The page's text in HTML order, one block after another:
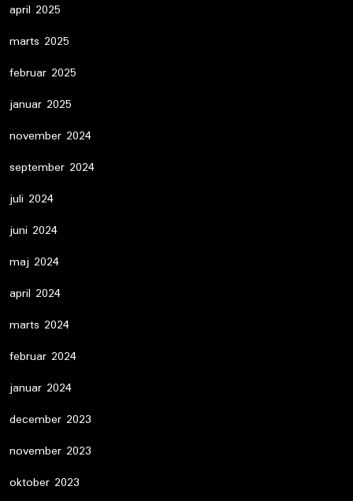
april 2025
marts 2025
februar 2025
januar 2025
november 2024
september 2024
juli 2024
juni 2024
maj 2024
april 2024
marts 2024
februar 2024
januar 2024
december 2023
november 2023
oktober 2023